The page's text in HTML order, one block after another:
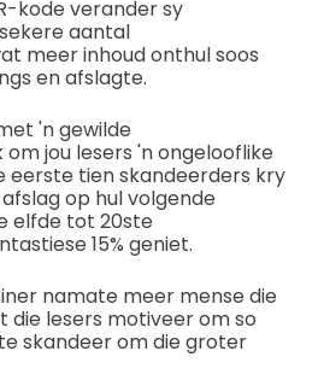
kode verander sy
aantal
meer inhoud onthul soos
en afslagte.
'n gewilde
jou lesers 'n ongelooflike
eerste tien skandeerders kry
op hul volgende
elfde tot 20ste
15% geniet.
namate meer mense die
die lesers motiveer om so
skandeer om die groter